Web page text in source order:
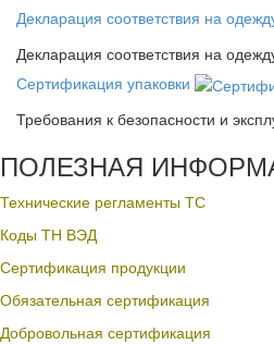
Декларация соответствия на
Декларация соответствия на
Сертификация упаковки
Требования к безопасности и
ПОЛЕЗНАЯ
Технические регламенты ТС
Коды ТН ВЭД
Сертификация продукции
Обязательная сертификация
Добровольная сертификация